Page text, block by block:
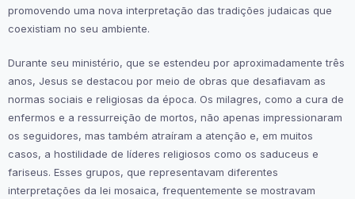
promovendo uma nova interpretação das tradições judaicas que
coexistiam no seu ambiente.
Durante seu ministério, que se estendeu por aproximadamente três
anos, Jesus se destacou por meio de obras que desafiavam as
normas sociais e religiosas da época. Os milagres, como a cura de
enfermos e a ressurreição de mortos, não apenas impressionaram
os seguidores, mas também atraíram a atenção e, em muitos
casos, a hostilidade de líderes religiosos como os saduceus e
fariseus. Esses grupos, que representavam diferentes
interpretações da lei mosaica, frequentemente se mostravam